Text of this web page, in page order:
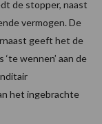
de stopper, naast
vermogen. De
geeft het de
wennen’ aan de
het ingebrachte